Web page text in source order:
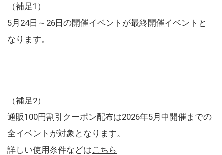
（補足1）
5月24日～26日の開催イベントが最終開催イベントと
なります。
（補足2）
通販100円割引クーポン配布は2026年5月中開催までの
全イベントが対象となります。
詳しい使用条件などはこちら